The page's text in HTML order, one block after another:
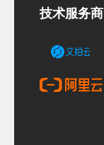
技术服务商